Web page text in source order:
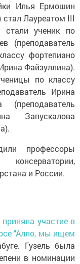
Илья Ермошин
Лауреатом III
стали ученик по
(преподаватель
фортепиано
Файзуллина).
по классу
Ирина
Запускалова
профессоры
и России.
участие в
"Алло, мы ищем
Гузель была
в номинации